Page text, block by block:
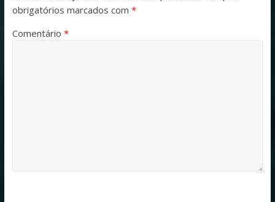
obrigatórios marcados com *
Comentário *